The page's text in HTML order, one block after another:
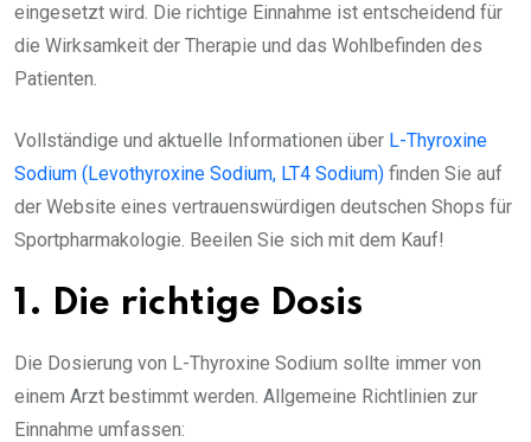
eingesetzt wird. Die richtige Einnahme ist entscheidend für
die Wirksamkeit der Therapie und das Wohlbefinden des
Patienten.
Vollständige und aktuelle Informationen über L-Thyroxine
Sodium (Levothyroxine Sodium, LT4 Sodium) finden Sie auf
der Website eines vertrauenswürdigen deutschen Shops für
Sportpharmakologie. Beeilen Sie sich mit dem Kauf!
1. Die richtige Dosis
Die Dosierung von L-Thyroxine Sodium sollte immer von
einem Arzt bestimmt werden. Allgemeine Richtlinien zur
Einnahme umfassen: